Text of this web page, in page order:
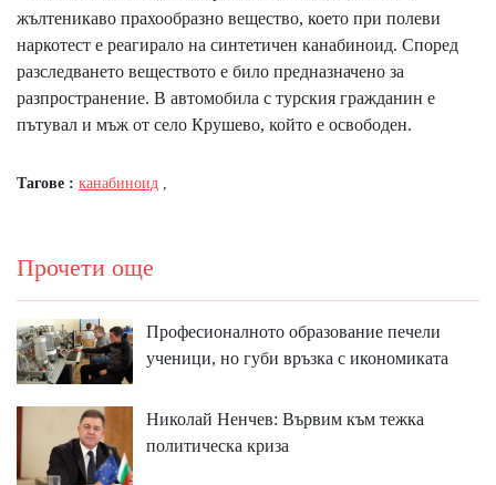
жълтеникаво прахообразно вещество, което при полеви
наркотест е реагирало на синтетичен канабиноид. Според
разследването веществото е било предназначено за
разпространение. В автомобила с турския гражданин е
пътувал и мъж от село Крушево, който е освободен.
Тагове : канабиноид ,
Прочети още
Професионалното образование печели
ученици, но губи връзка с икономиката
Николай Ненчев: Вървим към тежка
политическа криза